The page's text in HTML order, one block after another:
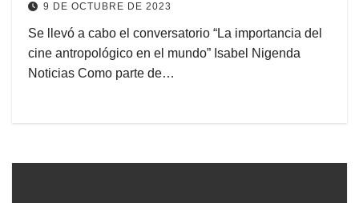
9 DE OCTUBRE DE 2023
Se llevó a cabo el conversatorio “La importancia del
cine antropológico en el mundo” Isabel Nigenda
Noticias Como parte de…